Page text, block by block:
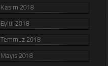
Kasım 2018
Eylül 2018
Temmuz 2018
Mayıs 2018